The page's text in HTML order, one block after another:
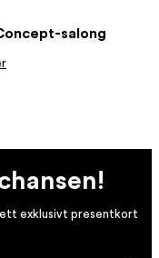
salong
exklusivt presentkort